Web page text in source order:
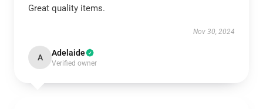
Great quality items.
Nov 30, 2024
A Adelaide
Verified owner